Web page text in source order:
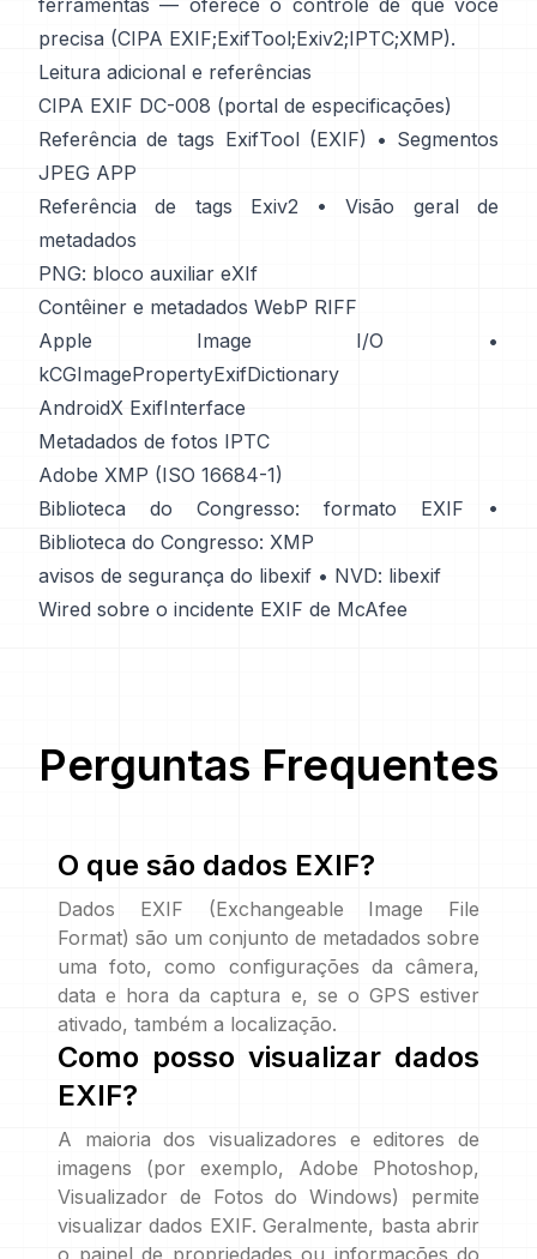
ferramentas — oferece o controle de que você
precisa (CIPA EXIF;ExifTool;Exiv2;IPTC;XMP).
Leitura adicional e referências
CIPA EXIF DC-008 (portal de especificações)
Referência de tags ExifTool (EXIF) • Segmentos
JPEG APP
Referência de tags Exiv2 •
Visão geral de
metadados
PNG: bloco auxiliar eXIf
Contêiner e metadados WebP RIFF
Apple Image I/O •
kCGImagePropertyExifDictionary
AndroidX ExifInterface
Metadados de fotos IPTC
Adobe XMP (ISO 16684-1)
Biblioteca do Congresso: formato EXIF
•
Biblioteca do Congresso: XMP
avisos de segurança do libexif • NVD: libexif
Wired sobre o incidente EXIF de McAfee
Perguntas Frequentes
O que são dados EXIF?
Dados EXIF (Exchangeable Image File
Format) são um conjunto de metadados sobre
uma foto, como configurações da câmera,
data e hora da captura e, se o GPS estiver
ativado, também a localização.
Como posso visualizar dados
EXIF?
A maioria dos visualizadores e editores de
imagens (por exemplo, Adobe Photoshop,
Visualizador de Fotos do Windows) permite
visualizar dados EXIF. Geralmente, basta abrir
o painel de propriedades ou informações do